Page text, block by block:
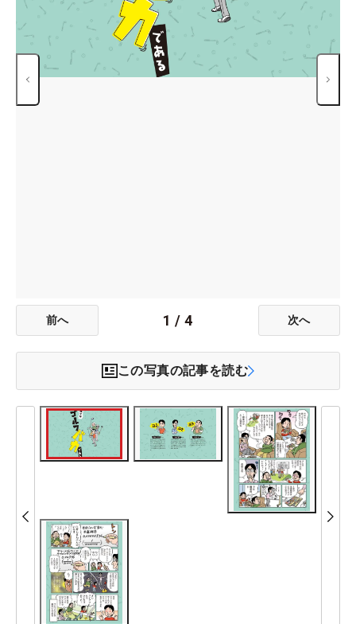
前へ 1 /4 次へ
この写真の記事を読む